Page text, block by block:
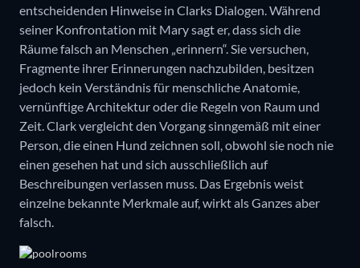
entscheidenden Hinweise in Clarks Dialogen. Während
seiner Konfrontation mit Mary sagt er, dass sich die
Räume falsch an Menschen „erinnern“. Sie versuchen,
Fragmente ihrer Erinnerungen nachzubilden, besitzen
jedoch kein Verständnis für menschliche Anatomie,
vernünftige Architektur oder die Regeln von Raum und
Zeit. Clark vergleicht den Vorgang sinngemäß mit einer
Person, die einen Hund zeichnen soll, obwohl sie noch nie
einen gesehen hat und sich ausschließlich auf
Beschreibungen verlassen muss. Das Ergebnis weist
einzelne bekannte Merkmale auf, wirkt als Ganzes aber
falsch.